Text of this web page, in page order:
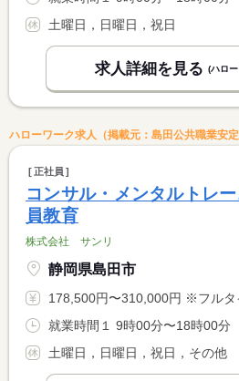
土曜日，日曜日，祝日
求人詳細を見る (ハロ
ハローワーク求人（掲載元：島田公共職業安定
正社員
コンサル・メンタルトレ
員教育
株式会社 サンリ
静岡県島田市
178,500円〜310,000円 ※フルタイム求人の場合は月額（換算額）、パ
就業時間１ 9時00分〜18時00分
土曜日，日曜日，祝日，その他